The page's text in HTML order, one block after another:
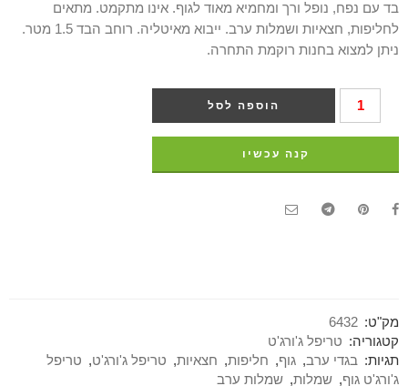
בד עם נפח, נופל ורך ומחמיא מאוד לגוף. אינו מתקמט. מתאים
לחליפות, חצאיות ושמלות ערב. ייבוא מאיטליה. רוחב הבד 1.5 מטר.
ניתן למצוא בחנות רוקמת התחרה.
הוספה לסל
קנה עכשיו
מק"ט: 6432
קטגוריה: טריפל ג'ורג'ט
תגיות: בגדי ערב, גוף, חליפות, חצאיות, טריפל ג'ורג'ט, טריפל
ג'ורג'ט גוף, שמלות, שמלות ערב